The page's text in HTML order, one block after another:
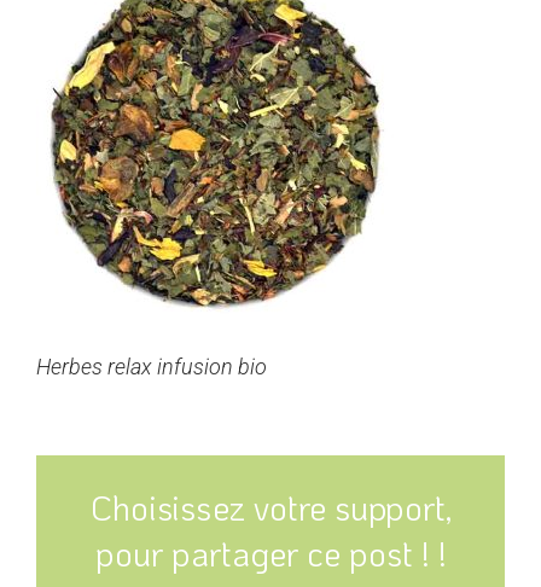
Herbes relax infusion bio
Choisissez votre support,
pour partager ce post ! !